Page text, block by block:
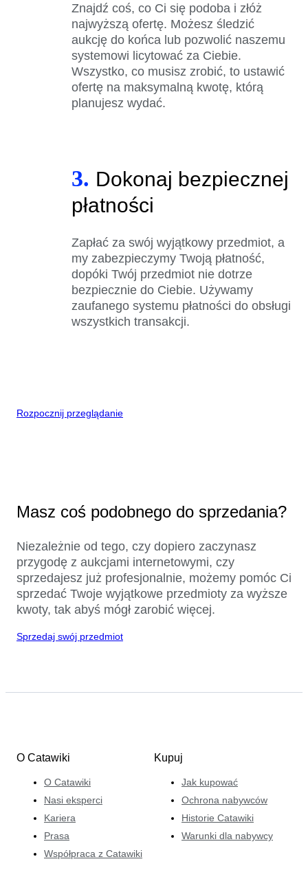
Znajdź coś, co Ci się podoba i złóż
najwyższą ofertę. Możesz śledzić
aukcję do końca lub pozwolić naszemu
systemowi licytować za Ciebie.
Wszystko, co musisz zrobić, to ustawić
ofertę na maksymalną kwotę, którą
planujesz wydać.
3. Dokonaj bezpiecznej
płatności
Zapłać za swój wyjątkowy przedmiot, a
my zabezpieczymy Twoją płatność,
dopóki Twój przedmiot nie dotrze
bezpiecznie do Ciebie. Używamy
zaufanego systemu płatności do obsługi
wszystkich transakcji.
Rozpocznij przeglądanie
Masz coś podobnego do sprzedania?
Niezależnie od tego, czy dopiero zaczynasz
przygodę z aukcjami internetowymi, czy
sprzedajesz już profesjonalnie, możemy pomóc Ci
sprzedać Twoje wyjątkowe przedmioty za wyższe
kwoty, tak abyś mógł zarobić więcej.
Sprzedaj swój przedmiot
O Catawiki
O Catawiki
Nasi eksperci
Kariera
Prasa
Współpraca z Catawiki
Kupuj
Jak kupować
Ochrona nabywców
Historie Catawiki
Warunki dla nabywcy